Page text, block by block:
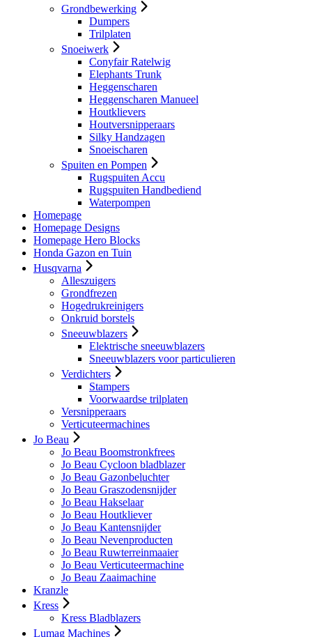
Grondbewerking
Dumpers
Trilplaten
Snoeiwerk
Conyfair Ratelwig
Elephants Trunk
Heggenscharen
Heggenscharen Manueel
Houtklievers
Houtversnipperaars
Silky Handzagen
Snoeischaren
Spuiten en Pompen
Rugspuiten Accu
Rugspuiten Handbediend
Waterpompen
Homepage
Homepage Designs
Homepage Hero Blocks
Honda Gazon en Tuin
Husqvarna
Alleszuigers
Grondfrezen
Hogedrukreinigers
Onkruid borstels
Sneeuwblazers
Elektrische sneeuwblazers
Sneeuwblazers voor particulieren
Verdichters
Stampers
Voorwaardse trilplaten
Versnipperaars
Verticuteermachines
Jo Beau
Jo Beau Boomstronkfrees
Jo Beau Cycloon bladblazer
Jo Beau Gazonbeluchter
Jo Beau Graszodensnijder
Jo Beau Hakselaar
Jo Beau Houtkliever
Jo Beau Kantensnijder
Jo Beau Nevenproducten
Jo Beau Ruwterreinmaaier
Jo Beau Verticuteermachine
Jo Beau Zaaimachine
Kranzle
Kress
Kress Bladblazers
Lumag Machines